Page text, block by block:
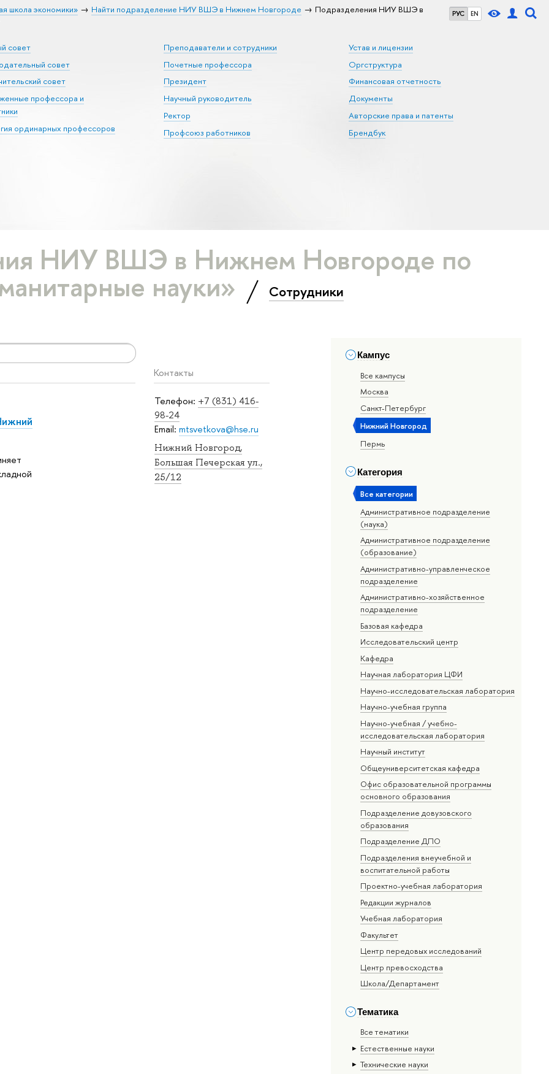
РУС EN
школа экономики» Найти подразделение НИУ ВШЭ в Нижнем Новгороде
Подразделения НИУ ВШЭ в
совет
совет
совет
профессора и
ординарных профессоров
Преподаватели и сотрудники
Почетные профессора
Президент
Научный руководитель
Ректор
Профсоюз работников
Устав и лицензии
Оргструктура
Финансовая отчетность
Документы
Авторские права и патенты
Брендбук
НИУ ВШЭ в Нижнем Новгороде по
науки» Сотрудники
Кампус
Все кампусы
Москва
Санкт-Петербург
Нижний Новгород
Пермь
Категория
Все категории
Административное подразделение
(наука)
Административное подразделение
(образование)
Административно-управленческое
подразделение
Административно-хозяйственное
подразделение
Базовая кафедра
Исследовательский центр
Кафедра
Научная лаборатория ЦФИ
Научно-исследовательская лаборатория
Научно-учебная группа
Научно-учебная / учебно-
исследовательская лаборатория
Научный институт
Общеуниверситетская кафедра
Офис образовательной программы
основного образования
Подразделение довузовского
образования
Подразделение ДПО
Подразделения внеучебной и
воспитательной работы
Проектно-учебная лаборатория
Редакции журналов
Учебная лаборатория
Факультет
Центр передовых исследований
Центр превосходства
Школа/Департамент
Тематика
Все тематики
Естественные науки
Тех­ничес­кие науки
Контакты
Телефон: +7 (831) 416-
98-24
Email: mtsvetkova@hse.ru
Нижний Новгород,
Большая Печерская ул.,
25/12